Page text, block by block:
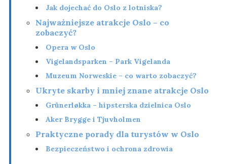
Jak dojechać do Oslo z lotniska?
Najważniejsze atrakcje Oslo – co
zobaczyć?
Opera w Oslo
Vigelandsparken – Park Vigelanda
Muzeum Norweskie – co warto zobaczyć?
Ukryte skarby i mniej znane atrakcje Oslo
Grünerløkka – hipsterska dzielnica Oslo
Aker Brygge i Tjuvholmen
Praktyczne porady dla turystów w Oslo
Bezpieczeństwo i ochrona zdrowia